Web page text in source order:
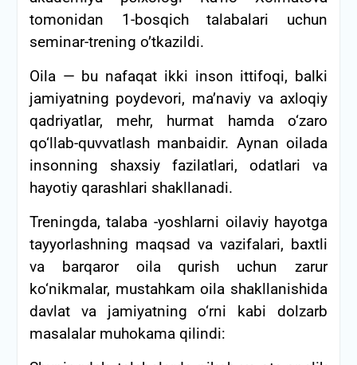
tomonidan 1-bosqich talabalari uchun
seminar-trening o’tkazildi.
Oila — bu nafaqat ikki inson ittifoqi, balki
jamiyatning poydevori, ma’naviy va axloqiy
qadriyatlar, mehr, hurmat hamda o‘zaro
qo‘llab-quvvatlash manbaidir. Aynan oilada
insonning shaxsiy fazilatlari, odatlari va
hayotiy qarashlari shakllanadi.
Treningda, talaba -yoshlarni oilaviy hayotga
tayyorlashning maqsad va vazifalari, baxtli
va barqaror oila qurish uchun zarur
ko‘nikmalar, mustahkam oila shakllanishida
davlat va jamiyatning o‘rni kabi dolzarb
masalalar muhokama qilindi: